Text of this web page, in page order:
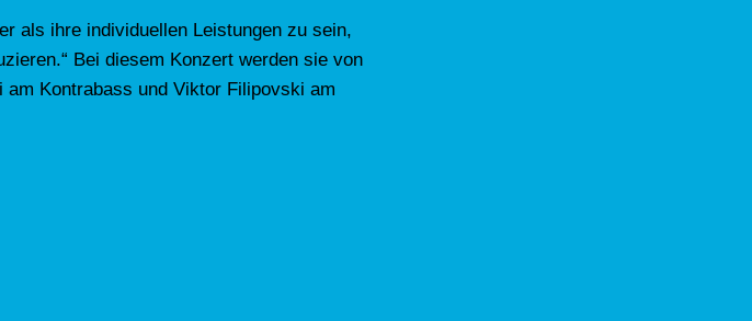
als ihre individuellen Leistungen zu sein,
Bei diesem Konzert werden sie von
Kontrabass und Viktor Filipovski am